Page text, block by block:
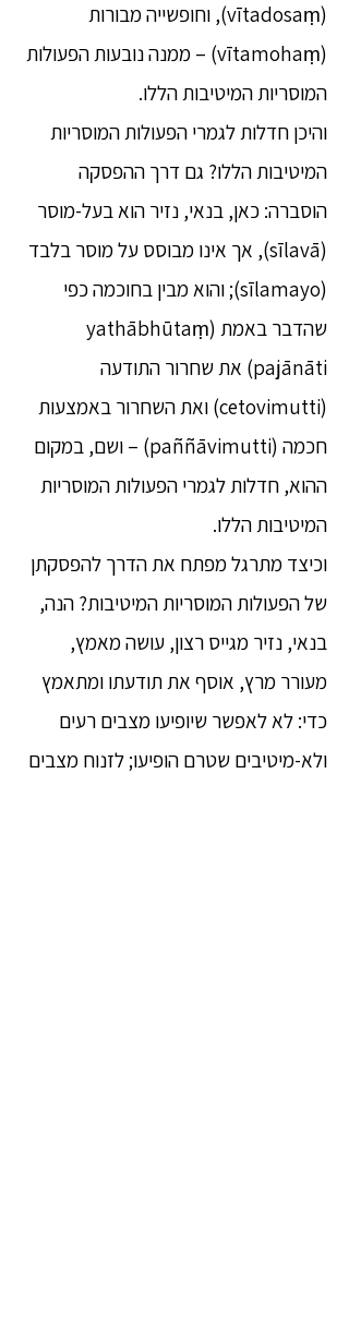
(vītadosaṃ), וחופשייה מבורות
(vītamohaṃ) – ממנה נובעות הפעולות
המוסריות המיטיבות הללו.
והיכן חדלות לגמרי הפעולות המוסריות
המיטיבות הללו? גם דרך ההפסקה
הוסברה: כאן, בנאי, נזיר הוא בעל-מוסר
(sīlavā), אך אינו מבוסס על מוסר בלבד
(sīlamayo); והוא מבין בחוכמה כפי
שהדבר באמת (yathābhūtaṃ
pajānāti) את שחרור התודעה
(cetovimutti) ואת השחרור באמצעות
חכמה (paññāvimutti) – ושם, במקום
ההוא, חדלות לגמרי הפעולות המוסריות
המיטיבות הללו.
וכיצד מתרגל מפתח את הדרך להפסקתן
של הפעולות המוסריות המיטיבות? הנה,
בנאי, נזיר מגייס רצון, עושה מאמץ,
מעורר מרץ, אוסף את תודעתו ומתאמץ
כדי: לא לאפשר שיופיעו מצבים רעים
ולא-מיטיבים שטרם הופיעו; לזנוח מצבים